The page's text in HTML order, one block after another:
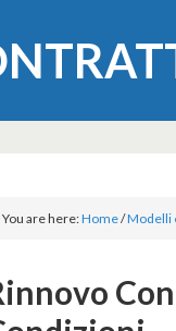
You are here:Home/Modelli